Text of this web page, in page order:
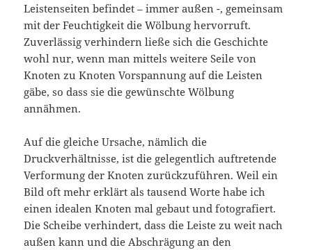
Leistenseiten befindet – immer außen -, gemeinsam
mit der Feuchtigkeit die Wölbung hervorruft.
Zuverlässig verhindern ließe sich die Geschichte
wohl nur, wenn man mittels weitere Seile von
Knoten zu Knoten Vorspannung auf die Leisten
gäbe, so dass sie die gewünschte Wölbung
annähmen.
Auf die gleiche Ursache, nämlich die
Druckverhältnisse, ist die gelegentlich auftretende
Verformung der Knoten zurückzuführen. Weil ein
Bild oft mehr erklärt als tausend Worte habe ich
einen idealen Knoten mal gebaut und fotografiert.
Die Scheibe verhindert, dass die Leiste zu weit nach
außen kann und die Abschrägung an den